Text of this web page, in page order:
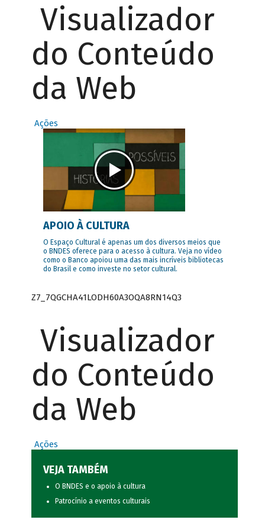
Visualizador
do Conteúdo
da Web
Ações
APOIO À CULTURA
O Espaço Cultural é apenas um dos diversos meios que
o BNDES oferece para o acesso à cultura. Veja no vídeo
como o Banco apoiou uma das mais incríveis bibliotecas
do Brasil e como investe no setor cultural.
Z7_7QGCHA41LODH60A3OQA8RN14Q3
Visualizador
do Conteúdo
da Web
Ações
VEJA TAMBÉM
O BNDES e o apoio à cultura
Patrocínio a eventos culturais